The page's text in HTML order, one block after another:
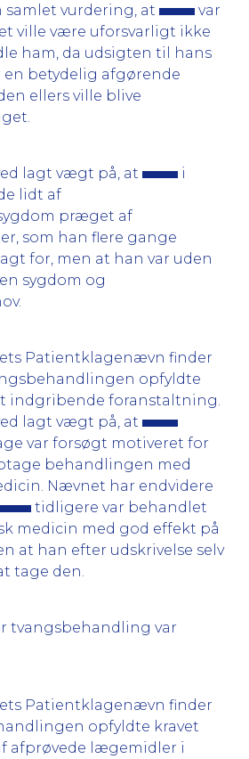
samlet vurdering, at
var
ville være uforsvarligt ikke
ham, da udsigten til hans
en betydelig afgørende
ellers ville blive
lagt vægt på, at
i
lidt af
præget af
som han flere gange
for, men at han var uden
sygdom og
Patientklagenævn finder
opfyldte
indgribende foranstaltning.
lagt vægt på, at
var forsøgt motiveret for
behandlingen med
Nævnet har endvidere
tidligere var behandlet
medicin med god effekt på
at han efter udskrivelse selv
tage den.
tvangsbehandling var
Patientklagenævn finder
opfyldte kravet
afprøvede lægemidler i